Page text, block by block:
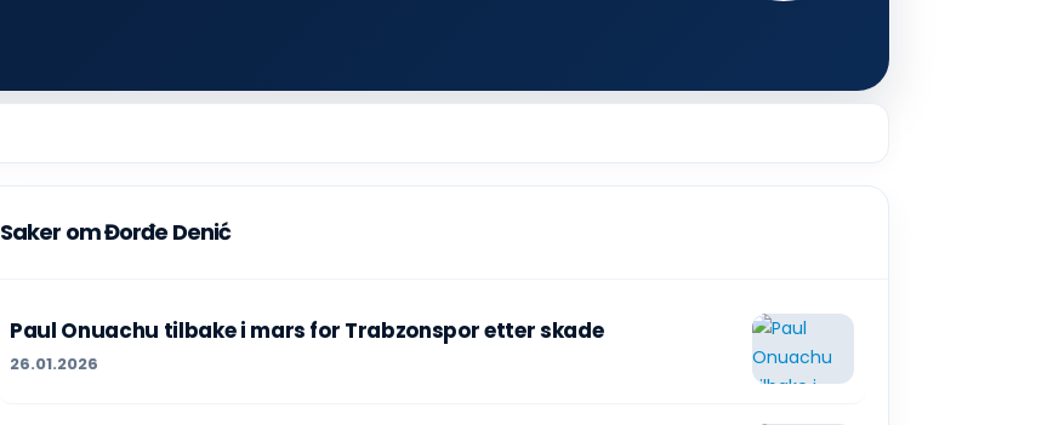
Saker om Đorđe Denić
Paul Onuachu tilbake i mars for Trabzonspor etter skade
26.01.2026